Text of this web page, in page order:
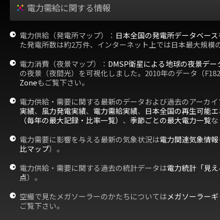
電力需給に関する情報
電力供給（発電所マップ）： 日本全国の発電所データベース
た発電所数は約2万件、インターネット上では日本最大規模
電力消費（夜景マップ）： DMSP衛星による地球の夜景デー
の夜景（夜間光）を可視化しました。2010年のデータ（
Zoneもご覧下さい。
電力供給・需要に関する最新のデータおよび過去のアーカ
実績、 風力発電実績、 電力需給実績、 日本全国の再生可能
（毎年の最大記録・比率一覧） 、 季節ごとの最大電力一覧
電力需要に影響を与える最新の気象状況は電力関連気象情報
比マップ）。
電力供給・需要に関する過去の統計データは電力統計「見
点）。
空撮で見たメガソーラーのかたちについてはメガソーラー
ご覧下さい。